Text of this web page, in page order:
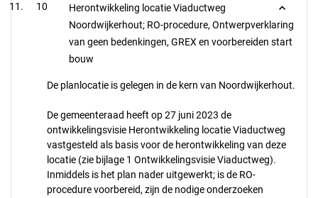
10
Herontwikkeling locatie Viaductweg
Noordwijkerhout; RO-procedure, Ontwerpverklaring
van geen bedenkingen, GREX en voorbereiden start
bouw
De planlocatie is gelegen in de kern van Noordwijkerhout.
De gemeenteraad heeft op 27 juni 2023 de
ontwikkelingsvisie Herontwikkeling locatie Viaductweg
vastgesteld als basis voor de herontwikkeling van deze
locatie (zie bijlage 1 Ontwikkelingsvisie Viaductweg).
Inmiddels is het plan nader uitgewerkt; is de RO-
procedure voorbereid, zijn de nodige onderzoeken